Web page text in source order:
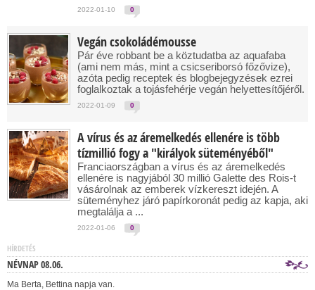
2022-01-10 0
Vegán csokoládémousse
Pár éve robbant be a köztudatba az aquafaba
(ami nem más, mint a csicseriborsó főzővize),
azóta pedig receptek és blogbejegyzések ezrei
foglalkoztak a tojásfehérje vegán helyettesítőjéről.
2022-01-09 0
A vírus és az áremelkedés ellenére is több
tízmillió fogy a "királyok süteményéből"
Franciaországban a vírus és az áremelkedés
ellenére is nagyjából 30 millió Galette des Rois-t
vásárolnak az emberek vízkereszt idején. A
süteményhez járó papírkoronát pedig az kapja, aki
megtalálja a ...
2022-01-06 0
HÍRDETÉS
NÉVNAP 08.06.
Ma Berta, Bettina napja van.